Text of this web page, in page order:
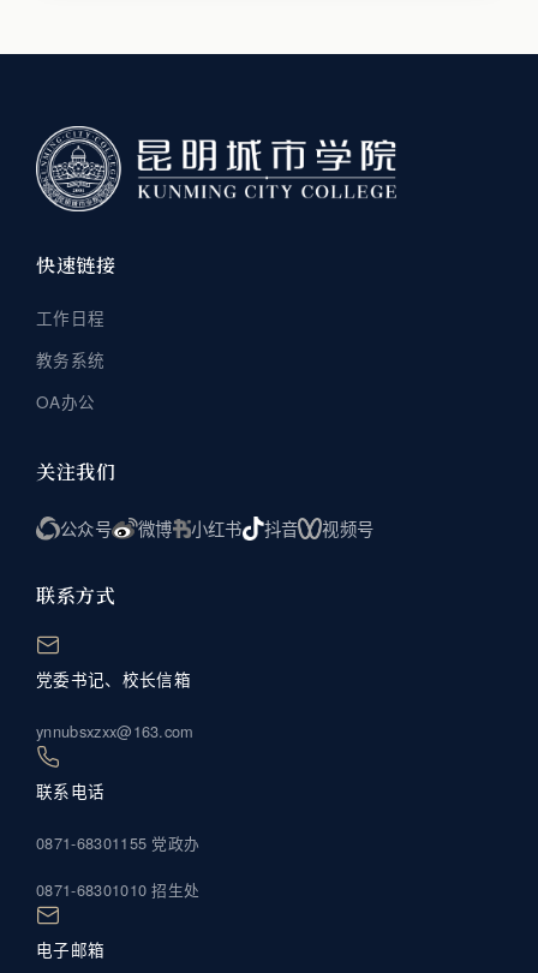
快速链接
工作日程
教务系统
OA办公
关注我们
公众号 微博 小红书 抖音 视频号
联系方式
党委书记、校长信箱
ynnubsxzxx@163.com
联系电话
0871-68301155 党政办
0871-68301010 招生处
电子邮箱